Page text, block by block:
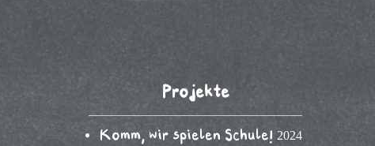
Projekte
Komm, wir spielen Schule! 2024